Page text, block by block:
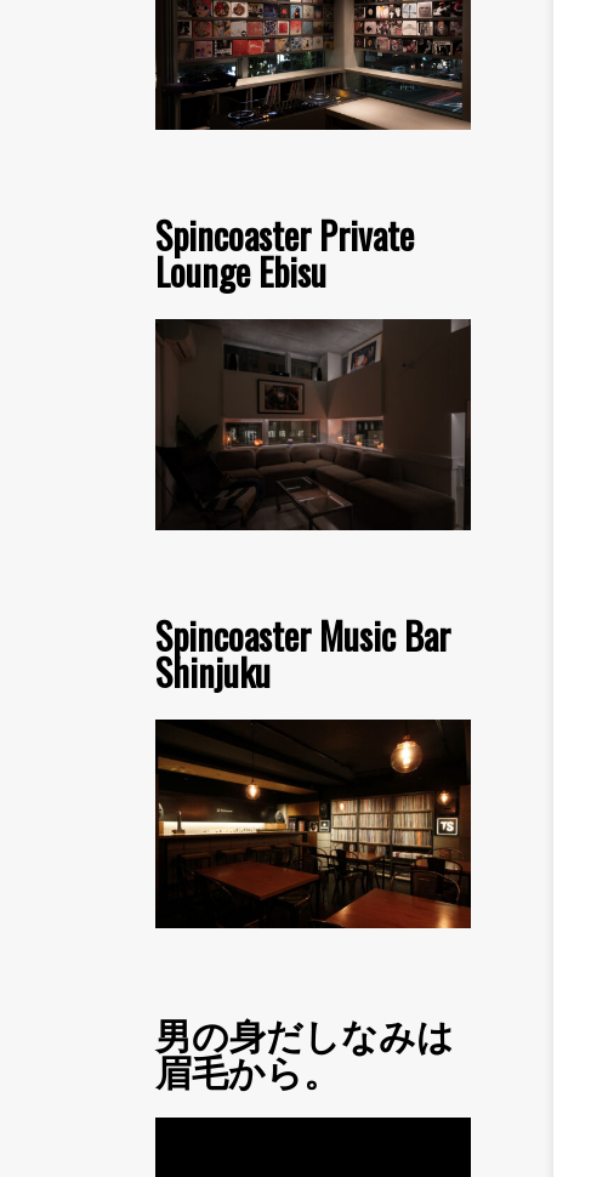
Spincoaster Private
Lounge Ebisu
Spincoaster Music Bar
Shinjuku
男の身だしなみは
眉毛から。